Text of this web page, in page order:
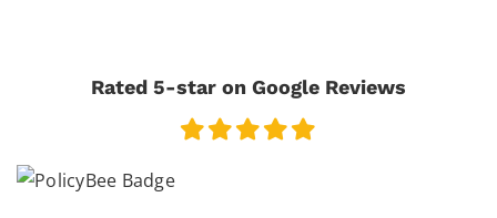
Rated 5-star on Google Reviews